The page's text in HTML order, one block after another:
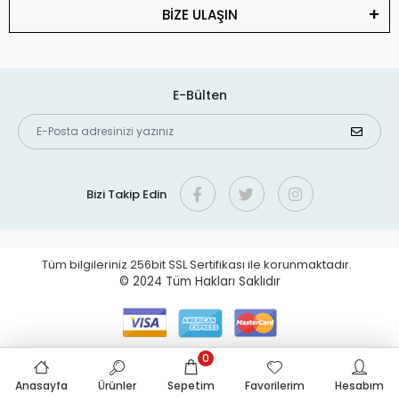
BİZE ULAŞIN
E-Bülten
Bizi Takip Edin
Tüm bilgileriniz 256bit SSL Sertifikası ile korunmaktadır.
© 2024 Tüm Hakları Saklıdır
Anasayfa Ürünler Sepetim
0
Favorilerim
Hesabım